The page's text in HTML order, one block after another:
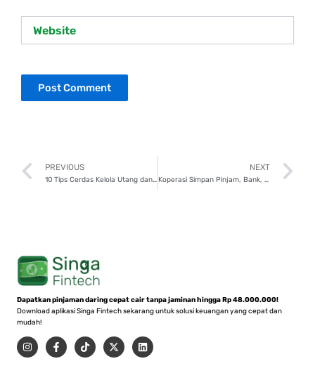
Prev
PREVIOUS
10 Tips Cerdas Kelola Utang dan Kredit untuk Generasi Z dan Milenial
NEXT
Koperasi Simpan Pinjam, Bank, atau Peer-to-Peer Lending, Mana yang Lebih Baik?
Dapatkan pinjaman daring cepat cair tanpa jaminan hingga Rp 48.000.000!
Download aplikasi Singa Fintech sekarang untuk solusi keuangan yang cepat dan
mudah!
I
n
s
F
a
c
T
i
k
X
-
t
L
i
n